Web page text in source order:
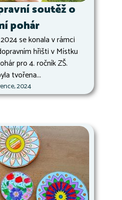
soutěž o
pohár
se konala v rámci
hřišti v Místku
pro 4. ročník ZŠ.
tvořena...
2024